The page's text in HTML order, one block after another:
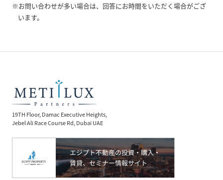
※お問い合わせが多い場合は、回答にお時間をいただく場合がござ
います。
19TH Floor, Damac Executive Heights,
Jebel Ali Race Course Rd, Dubai UAE